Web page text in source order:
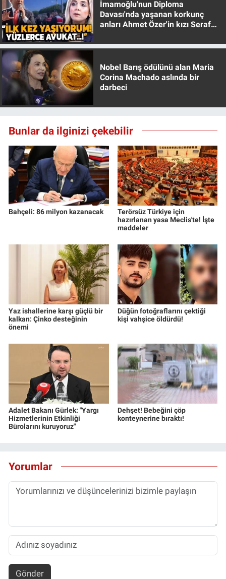
İmamoğlu'nun Diploma
Davası'nda yaşanan korkunç
anları Ahmet Özer'in kızı Seraf
Nobel Barış ödülünü alan Maria
Corina Machado aslında bir
darbeci
Bunlar da ilginizi çekebilir
Bahçeli: 86 milyon kazanacak
Terörsüz Türkiye için
hazırlanan yasa Meclis'te! İşte
maddeler
Yaz ishallerine karşı güçlü bir
kalkan: Çinko desteğinin
önemi
Düğün fotoğraflarını çektiği
kişi vahşice öldürdü!
Adalet Bakanı Gürlek: "Yargı
Hizmetlerinin Etkinliği
Bürolarını kuruyoruz"
Dehşet! Bebeğini çöp
konteynerine bıraktı!
Yorumlar
Gönder